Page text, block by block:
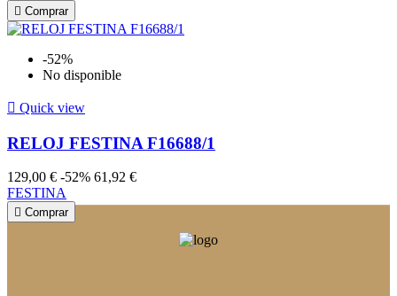
 Comprar
-52%
No disponible
 Quick view
RELOJ FESTINA F16688/1
129,00 € -52% 61,92 €
FESTINA
 Comprar